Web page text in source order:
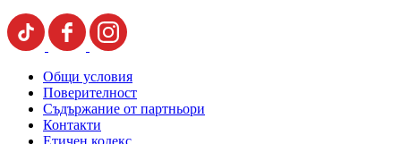
Общи условия
Поверителност
Съдържание от партньори
Контакти